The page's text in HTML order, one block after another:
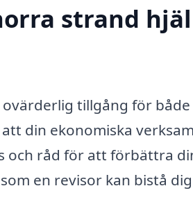
strand
tillgång för
din ekonomiska
och råd för att förbättra
en revisor kan bistå